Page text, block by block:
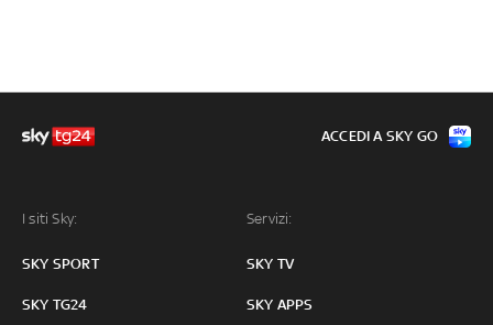
I siti Sky:
SKY SPORT
SKY TG24
Servizi:
SKY TV
SKY APPS
ACCEDI A SKY GO